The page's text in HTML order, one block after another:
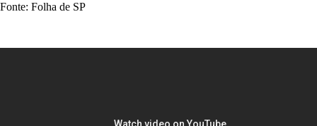
Fonte: Folha de SP